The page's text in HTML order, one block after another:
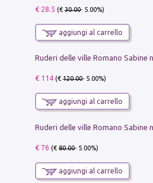
€ 28.5 (€30.00- 5.00%)
aggiungi al carrello
€ 114(€120.00- 5.00%)
aggiungi al carrello
€ 76 (€80.00- 5.00%)
aggiungi al carrello